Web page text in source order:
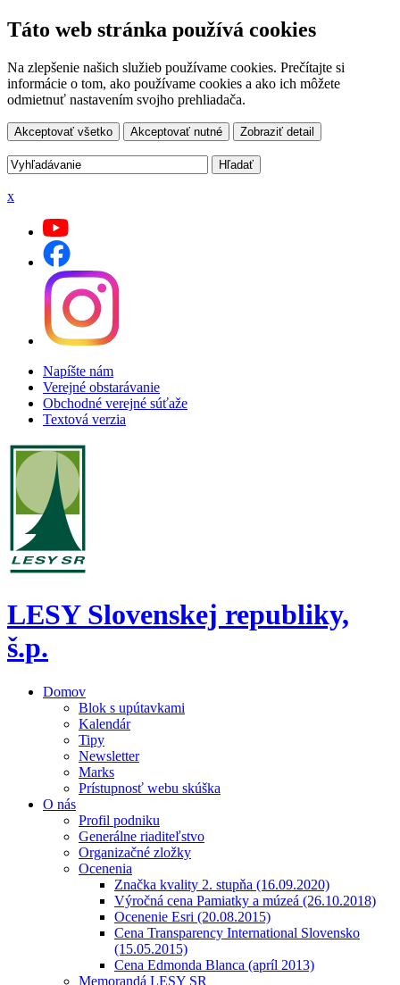
Táto web stránka používá cookies
Na zlepšenie našich služieb používame cookies. Prečítajte si
informácie o tom, ako používame cookies a ako ich môžete
odmietnuť nastavením svojho prehliadača.
Akceptovať všetko Akceptovať nutné Zobraziť detail
x
Napíšte nám
Verejné obstarávanie
Obchodné verejné súťaže
Textová verzia
LESY Slovenskej republiky,
š.p.
Domov
Blok s upútavkami
Kalendár
Tipy
Newsletter
Marks
Prístupnosť webu skúška
O nás
Profil podniku
Generálne riaditeľstvo
Organizačné zložky
Ocenenia
Značka kvality 2. stupňa (16.09.2020)
Výročná cena Pamiatky a múzeá (26.10.2018)
Ocenenie Esri (20.08.2015)
Cena Transparency International Slovensko
(15.05.2015)
Cena Edmonda Blanca (apríl 2013)
Memorandá LESY SR